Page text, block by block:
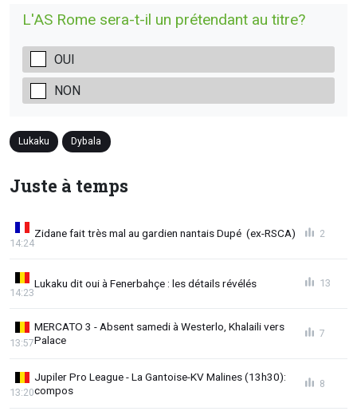
L'AS Rome sera-t-il un prétendant au titre?
OUI
NON
Lukaku Dybala
Juste à temps
Zidane fait très mal au gardien nantais Dupé (ex-RSCA)
14:24
2
Lukaku dit oui à Fenerbahçe : les détails révélés
14:23
13
MERCATO 3 - Absent samedi à Westerlo, Khalaili vers
Palace
13:57
7
Jupiler Pro League - La Gantoise-KV Malines (13h30):
compos
13:20
8